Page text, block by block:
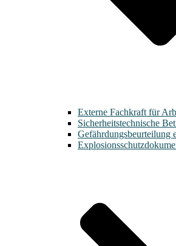
Externe Fachkraft für
Sicherheitstechnische
Gefährdungsbeurteilung